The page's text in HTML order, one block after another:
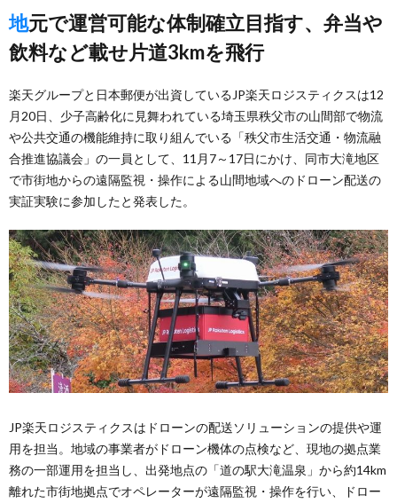
地元で運営可能な体制確立目指す、弁当や
飲料など載せ片道3kmを飛行
楽天グループと日本郵便が出資しているJP楽天ロジスティクスは12
月20日、少子高齢化に見舞われている埼玉県秩父市の山間部で物流
や公共交通の機能維持に取り組んでいる「秩父市生活交通・物流融
合推進協議会」の一員として、11月7～17日にかけ、同市大滝地区
で市街地からの遠隔監視・操作による山間地域へのドローン配送の
実証実験に参加したと発表した。
JP楽天ロジスティクスはドローンの配送ソリューションの提供や運
用を担当。地域の事業者がドローン機体の点検など、現地の拠点業
務の一部運用を担当し、出発地点の「道の駅大滝温泉」から約14km
離れた市街地拠点でオペレーターが遠隔監視・操作を行い、ドロー